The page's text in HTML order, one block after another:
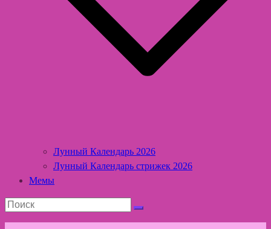
Лунный Календарь 2026
Лунный Календарь стрижек 2026
Мемы